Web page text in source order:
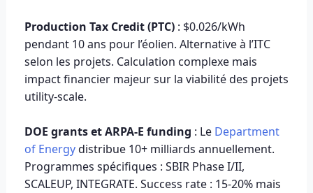
Production Tax Credit (PTC) : $0.026/kWh
pendant 10 ans pour l’éolien. Alternative à l’ITC
selon les projets. Calculation complexe mais
impact financier majeur sur la viabilité des projets
utility-scale.
DOE grants et ARPA-E funding : Le Department
of Energydistribue 10+ milliards annuellement.
Programmes spécifiques : SBIR Phase I/II,
SCALEUP, INTEGRATE. Success rate : 15-20% mais